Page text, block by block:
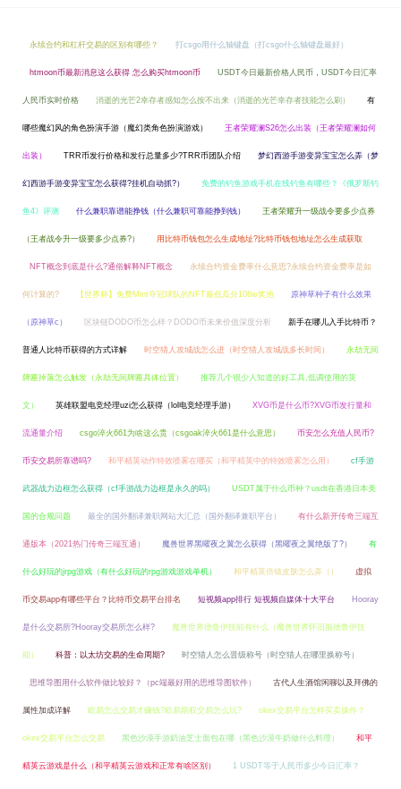
永续合约和杠杆交易的区别有哪些？ 打csgo用什么轴键盘（打csgo什么轴键盘最好）
htmoon币最新消息这么获得 怎么购买htmoon币 USDT今日最新价格人民币，USDT今日汇率
人民币实时价格 消逝的光芒2幸存者感知怎么按不出来（消逝的光芒幸存者技能怎么刷） 有
哪些魔幻风的角色扮演手游（魔幻类角色扮演游戏） 王者荣耀澜S26怎么出装（王者荣耀澜如何
出装） TRR币发行价格和发行总量多少?TRR币团队介绍 梦幻西游手游变异宝宝怎么弄（梦
幻西游手游变异宝宝怎么获得?挂机自动抓?） 免费的钓鱼游戏手机在线钓鱼有哪些？《俄罗斯钓
鱼4》评测 什么兼职靠谱能挣钱（什么兼职可靠能挣到钱） 王者荣耀升一级战令要多少点券
（王者战令升一级要多少点券?） 用比特币钱包怎么生成地址?比特币钱包地址怎么生成获取
NFT概念到底是什么?通俗解释NFT概念 永续合约资金费率什么意思?永续合约资金费率是如
何计算的? 【世界杯】免费Mint夺冠球队的NFT最低瓜分106w奖池 原神草种子有什么效果
（原神草c） 区块链DODO币怎么样？DODO币未来价值深度分析 新手在哪儿入手比特币？
普通人比特币获得的方式详解 时空猎人攻城战怎么进（时空猎人攻城战多长时间） 永劫无间
牌匾掉落怎么触发（永劫无间牌匾具体位置） 推荐几个很少人知道的好工具,低调使用的英
文） 英雄联盟电竞经理uzi怎么获得（lol电竞经理手游） XVG币是什么币?XVG币发行量和
流通量介绍 csgo淬火661为啥这么贵（csgoak淬火661是什么意思） 币安怎么充值人民币?
币安交易所靠谱吗? 和平精英动作特效喷雾在哪买（和平精英中的特效喷雾怎么用） cf手游
武器战力边框怎么获得（cf手游战力边框是永久的吗） USDT属于什么币种？usdt在香港日本美
国的合规问题 最全的国外翻译兼职网站大汇总（国外翻译兼职平台） 有什么新开传奇三端互
通版本（2021热门传奇三端互通） 魔兽世界黑曜夜之翼怎么获得（黑曜夜之翼绝版了?） 有
什么好玩的jrpg游戏（有什么好玩的rpg游戏游戏单机） 和平精英倍镜皮肤怎么弄（） 虚拟
币交易app有哪些平台？比特币交易平台排名 短视频app排行 短视频自媒体十大平台 Hooray
是什么交易所?Hooray交易所怎么样? 魔兽世界德鲁伊技能有什么（魔兽世界怀旧服德鲁伊技
能） 科普：以太坊交易的生命周期? 时空猎人怎么晋级称号（时空猎人在哪里换称号）
思维导图用什么软件做比较好？（pc端最好用的思维导图软件） 古代人生酒馆闲聊以及拜佛的
属性加成详解 欧易怎么交易才赚钱?欧易期权交易怎么玩? okex交易平台怎样买卖操作？
okex交易平台怎么交易 黑色沙漠手游奶油芝士面包在哪（黑色沙漠牛奶做什么料理） 和平
精英云游戏是什么（和平精英云游戏和正常有啥区别） 1 USDT等于人民币多少今日汇率？